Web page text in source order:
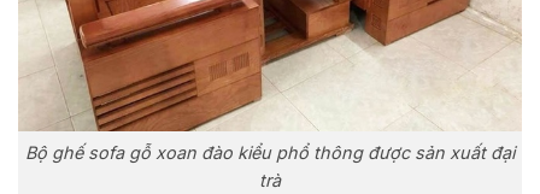
Bộ ghế sofa gỗ xoan đào kiểu phổ thông được sản xuất đại
trà